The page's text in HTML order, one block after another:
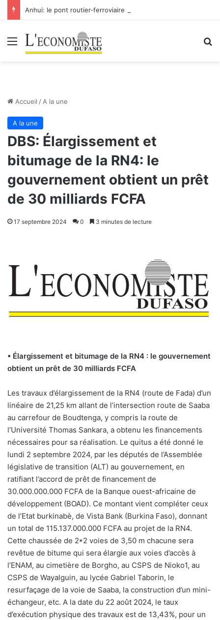
Menu
Accueil / A la une
A la une
DBS: Élargissement et
bitumage de la RN4: le
gouvernement obtient un prêt
de 30 milliards FCFA
17 septembre 2024 0 3 minutes de lecture
• Élargissement et bitumage de la RN4 : le gouvernement
obtient un prêt de 30 milliards FCFA
Les travaux d’élargissement de la RN4 (route de Fada) d’un
linéaire de 21,25 km allant de l’intersection route de Saaba
au carrefour de Boudtenga, y compris la route de
l’Université Thomas Sankara, a obtenu les financements
nécessaires pour sa réalisation. Le quitus a été donné le
lundi 2 septembre 2024, par les députés de l’Assemblée
législative de transition (ALT) au gouvernement, en
ratifiant l’accord de prêt de financement de
30.000.000.000 FCFA de la Banque ouest-africaine de
développement (BOAD). Ce montant vient compléter ceux
de l’Etat burkinabè, de Vista Bank (Burkina Faso), donnant
un total de 115.137.000.000 FCFA au projet de la RN4.
Cette chaussée de 2*2 voies de 3,50 m chacune sera
revêtue de bitume qui sera élargie aux voies d’accès à
l’ENAM, au cimetière de Borgho, au CSPS de Nioko1, au
CSPS de Wayalguin, au lycée Gabriel Taborin, le
resurfaçage de la voie de Saaba, la construction d’un mini-
échangeur, etc. A la date du 22 août 2024, le taux
d’exécution physique des travaux est de 13,43%, pour un